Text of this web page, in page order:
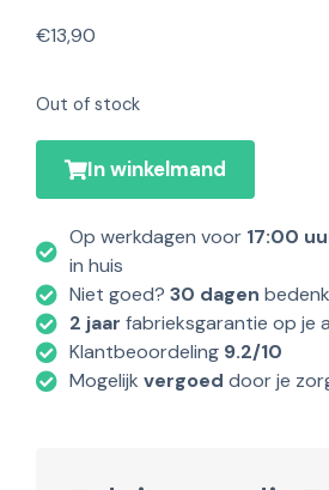
€13,90
Out of stock
In winkelmand
Op werkdagen voor 17:00
in huis
Niet goed? 30 dagen
2 jaar fabrieksgarantie op je
Klantbeoordeling 9.2/10
Mogelijk vergoed door je